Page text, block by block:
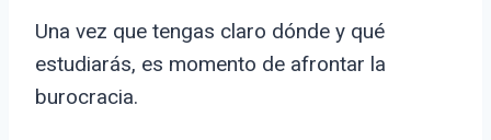
Una vez que tengas claro dónde y qué
estudiarás, es momento de afrontar la
burocracia.